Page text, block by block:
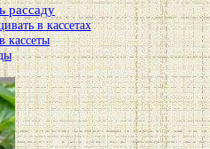
рассаду
в кассетах
кассеты